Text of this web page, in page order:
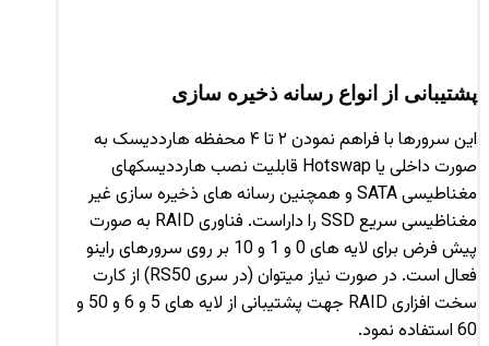
پشتیبانی از انواع رسانه ذخیره سازی
این سرورها با فراهم نمودن ۲ تا ۴ محفظه هارددیسک به
صورت داخلی یا Hotswap قابلیت نصب هارددیسکهای
مغناطیسی SATA و همچنین رسانه های ذخیره سازی غیر
مغناظیسی سریع SSD را داراست. فناوری RAID به صورت
پیش فرض برای لایه های 0 و 1 و 10 بر روی سرورهای راینو
فعال است. در صورت نیاز میتوان (در سری RS50) از کارت
سخت افزاری RAID جهت پشتیبانی از لایه های 5 و 6 و 50 و
60 استفاده نمود.